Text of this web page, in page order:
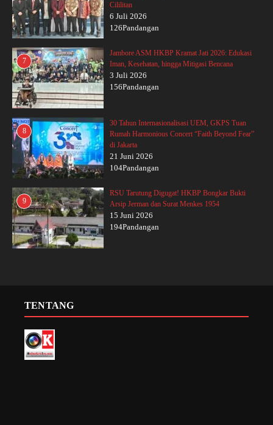
Cililitan
6 Juli 2026
126Pandangan
7
Jambore ASM HKBP Kramat Jati 2026: Edukasi
Iman, Kesehatan, hingga Mitigasi Bencana
3 Juli 2026
156Pandangan
8
30 Tahun Internasionalisasi UEM, GKPS Tuan
Rumah Harmonious Concert “Faith Beyond Fear”
di Jakarta
21 Juni 2026
104Pandangan
9
RSU Tarutung Digugat! HKBP Bongkar Bukti
Arsip Jerman dan Surat Menkes 1954
15 Juni 2026
194Pandangan
TENTANG